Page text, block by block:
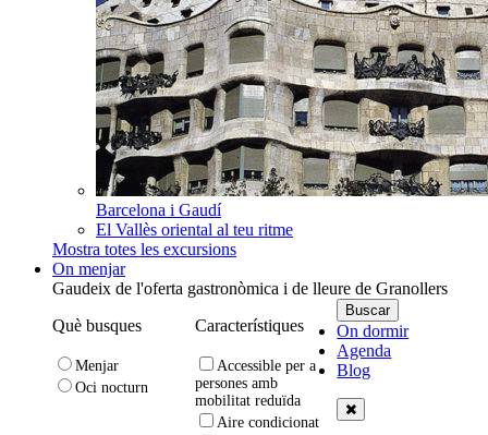
Barcelona i Gaudí
El Vallès oriental al teu ritme
Mostra totes les excursions
On menjar
Gaudeix de l'oferta gastronòmica i de lleure de Granollers
Què busques
Menjar
Oci nocturn
Característiques
Accessible per a
persones amb
mobilitat reduïda
Aire condicionat
On dormir
Agenda
Blog